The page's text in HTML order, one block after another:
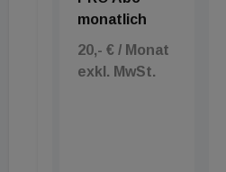
monatlich
20,- € / Monat
exkl. MwSt.